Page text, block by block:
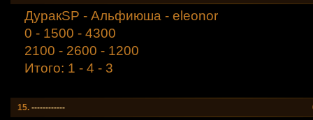
ДуракSP - Альфиюша - eleonor
0 - 1500 - 4300
2100 - 2600 - 1200
Итого: 1 - 4 - 3
15. ------------